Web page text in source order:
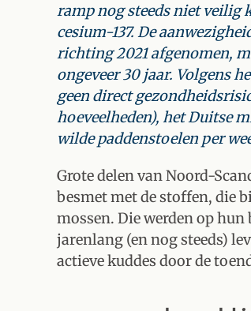
ramp nog steeds niet veilig
cesium-137. De
richting 2021 afgenomen,
ongeveer 30 jaar. Volgens
geen direct
hoeveelheden), het Duitse
wilde paddenstoelen per
Grote delen van Noord-
besmet met de stoffen, die
mossen. Die werden op
jarenlang (en nog steeds)
actieve kuddes door de